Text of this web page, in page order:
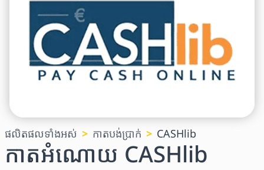
ផលិតផលទាំងអស់ កាតបង់ប្រាក់ CASHlib
កាតអំណោយ CASHlib